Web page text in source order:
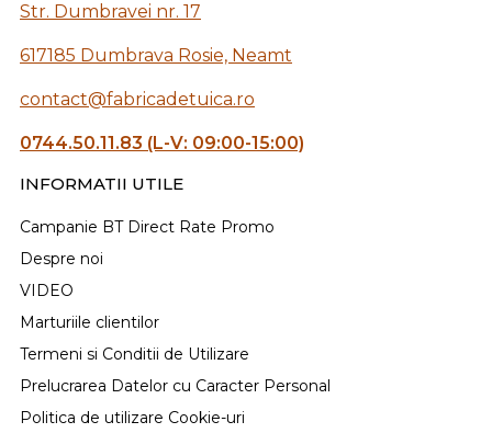
Str. Dumbravei nr. 17
617185 Dumbrava Rosie, Neamt
contact@fabricadetuica.ro
0744.50.11.83 (L-V: 09:00-15:00)
INFORMATII UTILE
Campanie BT Direct Rate Promo
Despre noi
VIDEO
Marturiile clientilor
Termeni si Conditii de Utilizare
Prelucrarea Datelor cu Caracter Personal
Politica de utilizare Cookie-uri